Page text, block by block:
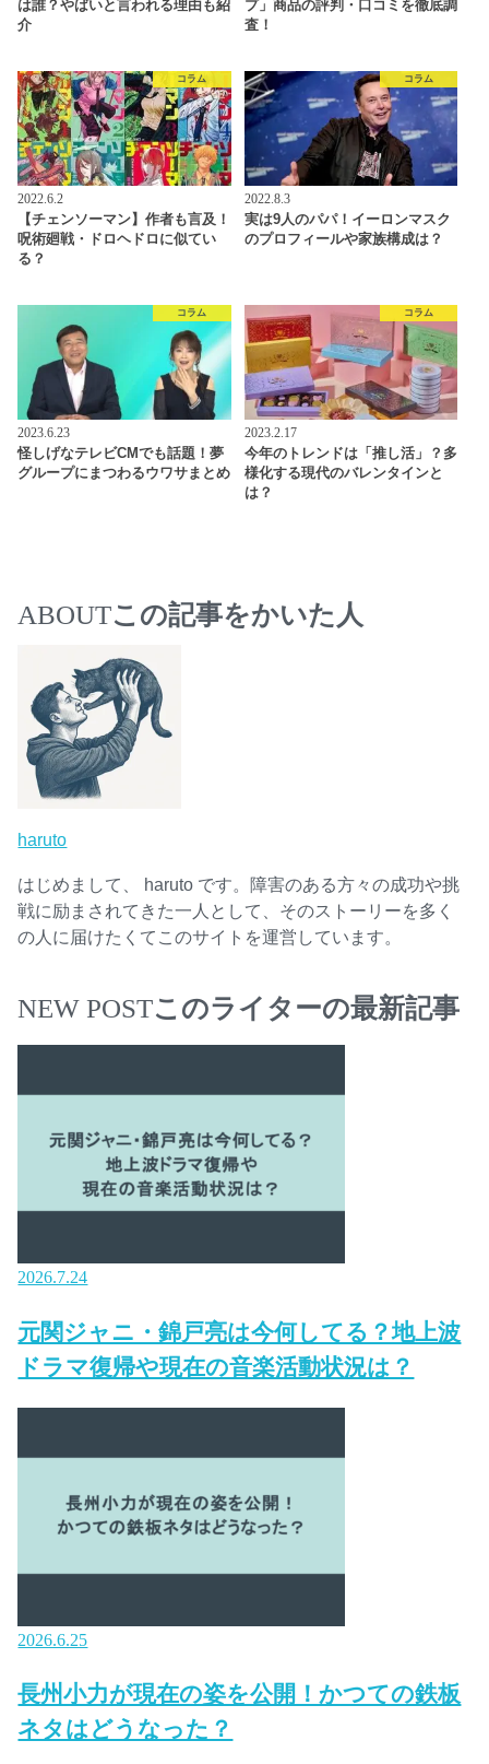
は誰？やばいと言われる理由も紹
介
プ」商品の評判・口コミを徹底調
査！
コラム
2022.6.2
【チェンソーマン】作者も言及！
呪術廻戦・ドロヘドロに似てい
る？
コラム
2022.8.3
実は9人のパパ！イーロンマスク
のプロフィールや家族構成は？
コラム
2023.6.23
怪しげなテレビCMでも話題！夢
グループにまつわるウワサまとめ
コラム
2023.2.17
今年のトレンドは「推し活」？多
様化する現代のバレンタインと
は？
ABOUTこの記事をかいた人
haruto
はじめまして、 haruto です。障害のある方々の成功や挑
戦に励まされてきた一人として、そのストーリーを多く
の人に届けたくてこのサイトを運営しています。
NEW POSTこのライターの最新記事
2026.7.24
元関ジャニ・錦戸亮は今何してる？地上波
ドラマ復帰や現在の音楽活動状況は？
2026.6.25
長州小力が現在の姿を公開！かつての鉄板
ネタはどうなった？